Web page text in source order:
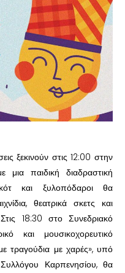
ξεκινούν στις 12:00 στην
μια παιδική διαδραστική
και ξυλοπόδαροι θα
θεατρικά σκετς και
Στις 18:30 στο Συνεδριακό
και μουσικοχορευτικό
τραγούδια με χαρές», υπό
Καρπενησίου, θα